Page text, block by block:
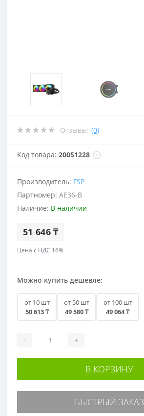
Отзывы: (0)
Код товара: 20051228
Производитель: FSP
Партномер: AE36-B
Наличие: В наличии
51 646 ₸
Цена с НДС 16%
Можно купить дешевле:
от 10 шт
50 613 ₸
от 50 шт
49 580 ₸
от 100 шт
49 064 ₸
- +
В КОРЗИНУ
БЫСТРЫЙ ЗАКАЗ